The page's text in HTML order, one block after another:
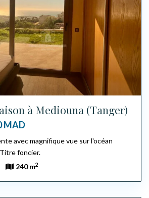
à Mediouna (Tanger)
MAD
avec magnifique vue sur l'océan
foncier.
240 m2